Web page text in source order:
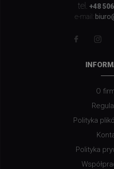
tel. +48
e-mail:
O
Polityka
Polityka